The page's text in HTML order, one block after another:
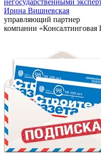
негосударственными
Ирина Вишневская
управляющий партнер
компании